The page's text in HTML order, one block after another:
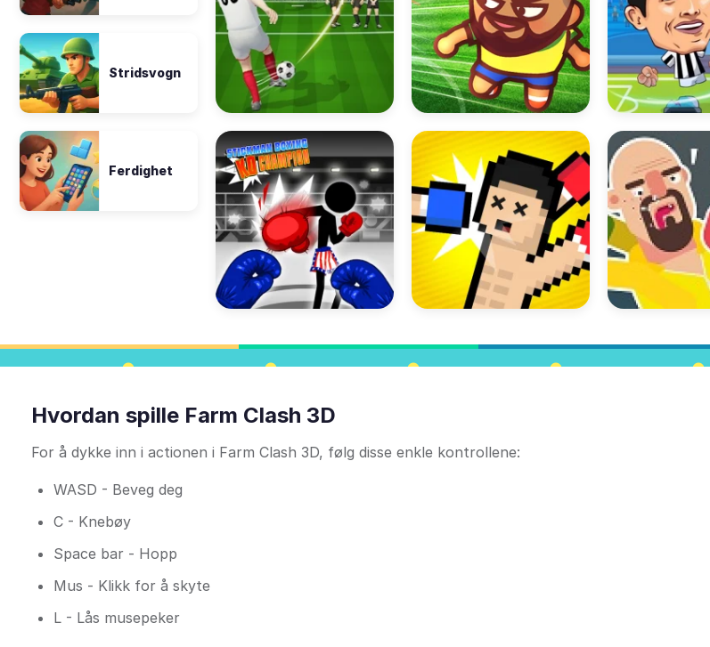
Stridsvogn
Ferdighet
Hvordan spille Farm Clash 3D
For å dykke inn i actionen i Farm Clash 3D, følg disse enkle kontrollene:
WASD - Beveg deg
C - Knebøy
Space bar - Hopp
Mus - Klikk for å skyte
L - Lås musepeker